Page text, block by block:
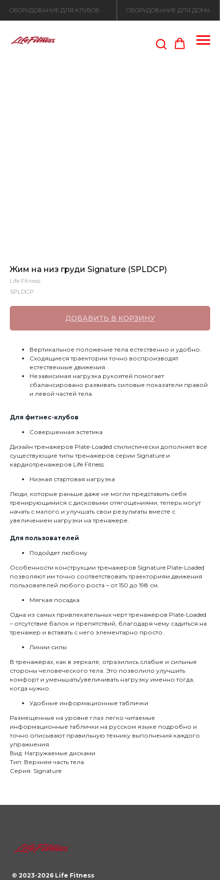
Жим на низ груди Signature (SPLDCP)
Life Fitness
SPLDCP
ДОБАВИТЬ В КОРЗИНУ
Вертикальное положение тела естественно и удобно.
Сходящиеся траектории точно воспроизводят
естественные движения.
Независимая нагрузка рукоятей помогает
сбалансировано развивать силовые показатели правой
и левой частей тела.
Для фитнес-клубов
Совершенная эстетика
Дизайн тренажеров Plate-Loaded стилистически дополняет все
существующие типы тренажеров серии Signature и
кардиотренажеров Life Fitness.
Низкая стартовая нагрузка
Люди, которые раньше даже не могли представить себя
тренирующимися с дисковыми отягощениями, теперь могут
начать с малого и улучшать свои результаты вместе с
увеличением нагрузки на тренажере.
Для пользователей
Подойдет любому
Особенности конструкции тренажеров Signature Plate-Loaded
позволяют им точно соответствовать траекториям движения
пользователей любого роста – от 150 до 198 см.
Мягкая посадка
Одна из самых привлекательных черт тренажеров Plate-Loaded
– отсутствие балок и препятствий, благодаря чему садиться на
тренажер и вставать с него элементарно просто.
Линии силы
В тренажерах, как в зеркале, отразились слабые и сильные
стороны человеческого тела. Это позволило улучшить
комфорт и уменьшать/увеличивать нагрузку именно тогда,
когда нужно.
Удобные информационные таблички
Размещенные на уровне глаз легко читаемые
информационные таблички на русском языке подробно и
точно описывают правильную технику выполнения каждого
упражнения.
Вид: Нагружаемые дисками
Тип: Верхняя часть тела
Серия: Signature
© 2023-2026 Life Fitness